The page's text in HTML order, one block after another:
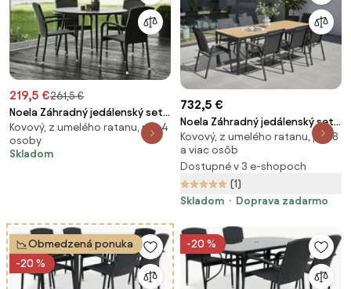
219,5 €261,5 €
Noela Záhradný jedálenský set
Wilder + 4x ratanová stolička
Roma
Kovový, z umelého ratanu, pre 4
osoby
Skladom
732,5 €
Noela Záhradný jedálenský set
Milano + 8x kovová stolička
Oslo
Kovový, z umelého ratanu, pre 8
a viac osôb
Dostupné v 3 e-shopoch
(1)
Skladom
Doprava zadarmo
Obmedzená ponuka
-20 %
-20 %